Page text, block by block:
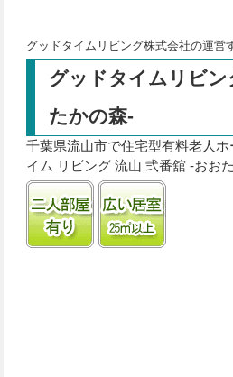
グッドタイムリビング株式会社の運営
グッドタイムリビン
たかの森-
千葉県流山市で住宅型有料老人
イム リビング 流山 弐番舘 -おおた
二人部屋あり居室25㎡以